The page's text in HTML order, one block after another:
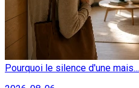
Pourquoi le silence d'une mais...